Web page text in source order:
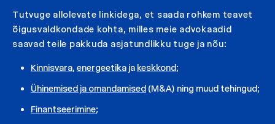
Tutvuge allolevate linkidega, et saada rohkem teavet
õigusvaldkondade kohta, milles meie advokaadid
saavad teile pakkuda asjatundlikku tuge ja nõu:
Kinnisvara, energeetika ja keskkond;
Ühinemised ja omandamised (M&A) ning muud tehingud;
Finantseerimine;